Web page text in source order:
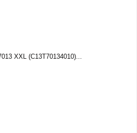
XXL (C13T70134010)...